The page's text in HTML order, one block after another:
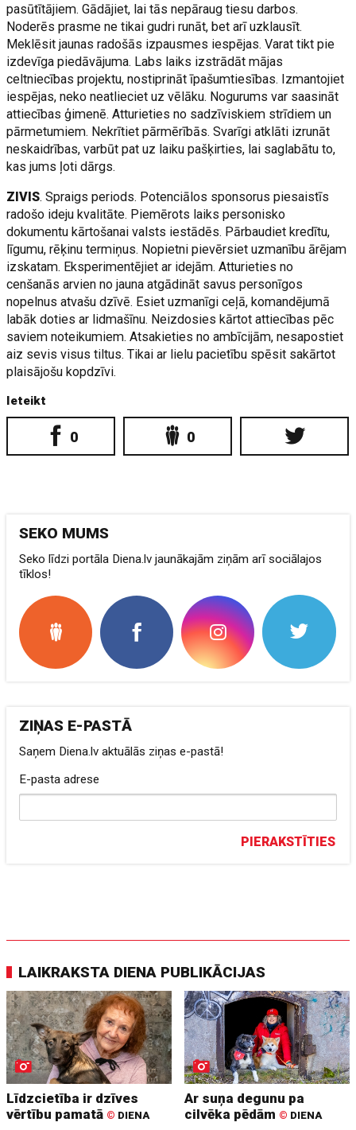
pasūtītājiem. Gādājiet, lai tās nepāraug tiesu darbos.
Noderēs prasme ne tikai gudri runāt, bet arī uzklausīt.
Meklēsit jaunas radošās izpausmes iespējas. Varat tikt pie
izdevīga piedāvājuma. Labs laiks izstrādāt mājas
celtniecības projektu, nostiprināt īpašumtiesības. Izmantojiet
iespējas, neko neatlieciet uz vēlāku. Nogurums var saasināt
attiecības ģimenē. Atturieties no sadzīviskiem strīdiem un
pārmetumiem. Nekrītiet pārmērībās. Svarīgi atklāti izrunāt
neskaidrības, varbūt pat uz laiku pašķirties, lai saglabātu to,
kas jums ļoti dārgs.
ZIVIS. Spraigs periods. Potenciālos sponsorus piesaistīs
radošo ideju kvalitāte. Piemērots laiks personisko
dokumentu kārtošanai valsts iestādēs. Pārbaudiet kredītu,
līgumu, rēķinu termiņus. Nopietni pievērsiet uzmanību ārējam
izskatam. Eksperimentējiet ar idejām. Atturieties no
cenšanās arvien no jauna atgādināt savus personīgos
nopelnus atvašu dzīvē. Esiet uzmanīgi ceļā, komandējumā
labāk doties ar lidmašīnu. Neizdosies kārtot attiecības pēc
saviem noteikumiem. Atsakieties no ambīcijām, nesapostiet
aiz sevis visus tiltus. Tikai ar lielu pacietību spēsit sakārtot
plaisājošu kopdzīvi.
Ieteikt
0 0
SEKO MUMS
Seko līdzi portāla Diena.lv jaunākajām ziņām arī sociālajos
tīklos!
ZIŅAS E-PASTĀ
Saņem Diena.lv aktuālās ziņas e-pastā!
E-pasta adrese
PIERAKSTĪTIES
LAIKRAKSTA DIENA PUBLIKĀCIJAS
Līdzcietība ir dzīves
vērtību pamatā © DIENA
Ar suņa degunu pa
cilvēka pēdām © DIENA